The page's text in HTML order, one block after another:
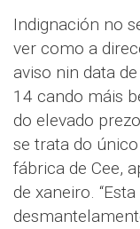
Indignación no
ver como a
aviso nin data
14 cando máis
do elevado
se trata do
fábrica de Cee,
de xaneiro.